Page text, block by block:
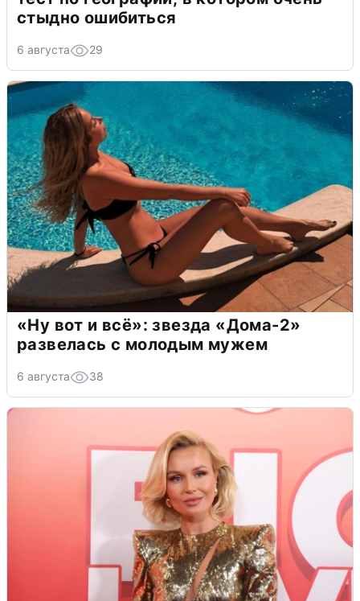
стыдно ошибиться
6 августа 29
«Ну вот и всё»: звезда «Дома-2»
развелась с молодым мужем
6 августа 38